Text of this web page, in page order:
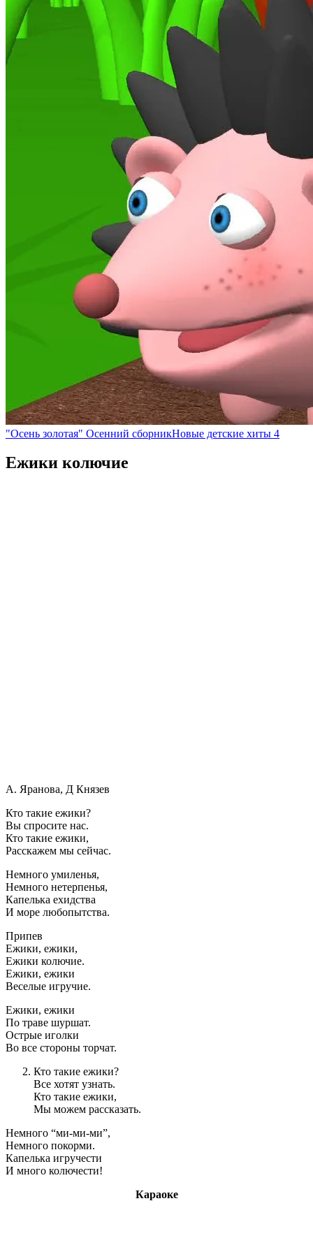
"Осень золотая" Осенний сборникНовые детские хиты 4
Ежики колючие
А. Яранова, Д Князев
Кто такие ежики?
Вы спросите нас.
Кто такие ежики,
Расскажем мы сейчас.
Немного умиленья,
Немного нетерпенья,
Капелька ехидства
И море любопытства.
Припев
Ежики, ежики,
Ежики колючие.
Ежики, ежики
Веселые игручие.
Ежики, ежики
По траве шуршат.
Острые иголки
Во все стороны торчат.
Кто такие ежики?
Все хотят узнать.
Кто такие ежики,
Мы можем рассказать.
Немного “ми-ми-ми”,
Немного покорми.
Капелька игручести
И много колючести!
Караоке